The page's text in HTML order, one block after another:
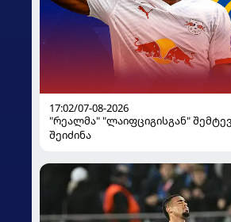
17:02/07-08-2026
"რეალმა" "ლაიფციგისგან"
შეიძინა